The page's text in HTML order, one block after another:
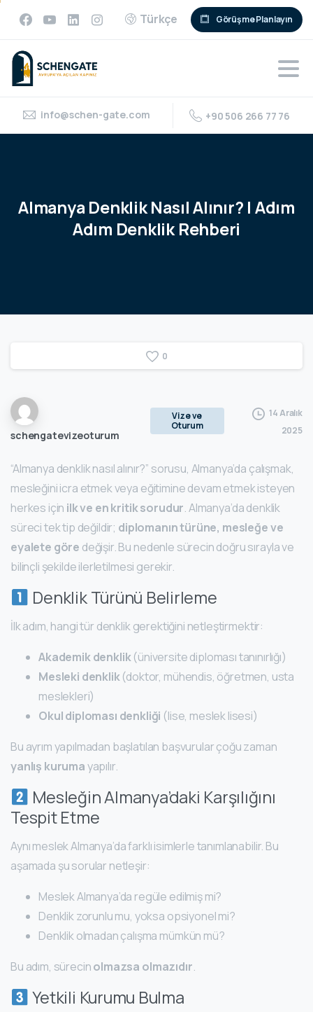
Türkçe Görüşme Planlayın
info@schen-gate.com +90 506 266 77 76
Almanya DenklikNasılAlınır? | Adım
Adım Denklik Rehberi
0
schengatevizeoturum
Vize ve
Oturum
14 Aralık
2025
“Almanya denklik nasıl alınır?” sorusu, Almanya’da çalışmak,
mesleğini icra etmek veya eğitimine devam etmek isteyen
herkes için ilk ve en kritik sorudur. Almanya’da denklik
süreci tek tip değildir; diplomanın türüne, mesleğe ve
eyalete göre değişir. Bu nedenle sürecin doğru sırayla ve
bilinçli şekilde ilerletilmesi gerekir.
Denklik Türünü Belirleme
İlk adım, hangi tür denklik gerektiğini netleştirmektir:
Akademik denklik(üniversite diploması tanınırlığı)
Mesleki denklik(doktor, mühendis, öğretmen, usta
meslekleri)
Okul diploması denkliği (lise, meslek lisesi)
Bu ayrım yapılmadan başlatılan başvurular çoğu zaman
yanlış kurumayapılır.
Mesleğin Almanya’daki Karşılığını
Tespit Etme
Aynı meslek Almanya’da farklı isimlerle tanımlanabilir. Bu
aşamada şu sorular netleşir:
Meslek Almanya’da regüle edilmiş mi?
Denklik zorunlu mu, yoksa opsiyonel mi?
Denklik olmadan çalışma mümkün mü?
Bu adım, sürecinolmazsa olmazıdır.
Yetkili Kurumu Bulma